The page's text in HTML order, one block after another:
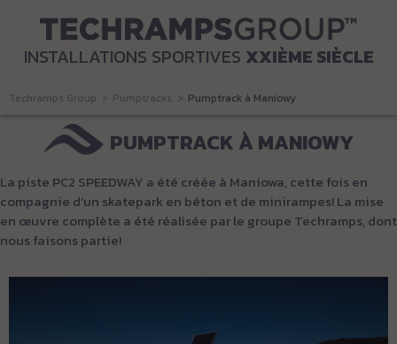
INSTALLATIONS SPORTIVES XXIÈME SIÈCLE
Techramps Group Pumptracks Pumptrack à Maniowy
PUMPTRACK À MANIOWY
La piste PC2 SPEEDWAY a été créée à Maniowa, cette fois en
compagnie d’un skatepark en béton et de minirampes! La mise
en œuvre complète a été réalisée par le groupe Techramps, dont
nous faisons partie!